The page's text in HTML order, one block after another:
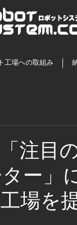
工場への取組み
注目
ー」
場を